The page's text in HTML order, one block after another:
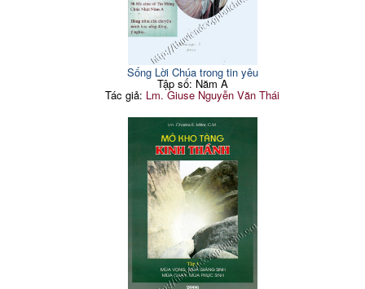
Sống Lời Chúa trong tin yêu
Tập số: Năm A
Tác giả: Lm. Giuse Nguyễn Văn Thái